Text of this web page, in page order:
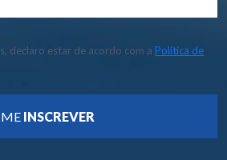
declaro estar de acordo com a Política de
ME INSCREVER